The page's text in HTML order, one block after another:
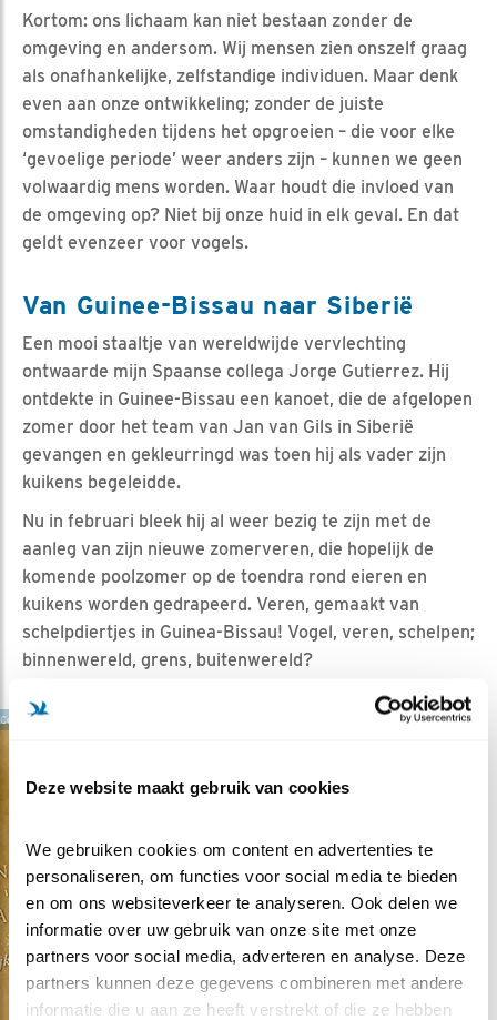
Deze website maakt gebruik van cookies
We gebruiken cookies om content en advertenties te
personaliseren, om functies voor social media te bieden
en om ons websiteverkeer te analyseren. Ook delen we
informatie over uw gebruik van onze site met onze
partners voor social media, adverteren en analyse. Deze
partners kunnen deze gegevens combineren met andere
informatie die u aan ze heeft verstrekt of die ze hebben
Kortom: ons lichaam kan niet bestaan zonder de
omgeving en andersom. Wij mensen zien onszelf graag
als onafhankelijke, zelfstandige individuen. Maar denk
even aan onze ontwikkeling; zonder de juiste
omstandigheden tijdens het opgroeien – die voor elke
‘gevoelige periode’ weer anders zijn – kunnen we geen
volwaardig mens worden. Waar houdt die invloed van
de omgeving op? Niet bij onze huid in elk geval. En dat
geldt evenzeer voor vogels.
Van Guinee-Bissau naar Siberië
Een mooi staaltje van wereldwijde vervlechting
ontwaarde mijn Spaanse collega Jorge Gutierrez. Hij
ontdekte in Guinee-Bissau een kanoet, die de afgelopen
zomer door het team van Jan van Gils in Siberië
gevangen en gekleurringd was toen hij als vader zijn
kuikens begeleidde.
Nu in februari bleek hij al weer bezig te zijn met de
aanleg van zijn nieuwe zomerveren, die hopelijk de
komende poolzomer op de toendra rond eieren en
kuikens worden gedrapeerd. Veren, gemaakt van
schelpdiertjes in Guinea-Bissau! Vogel, veren, schelpen;
binnenwereld, grens, buitenwereld?
Cover boek De ontsnapping van de natuur
Natuur is de titel van het
Thomas Oudman en
hoogleraar
trekvogelecologie
Theunis Piersma samen
schreven. Prof.
Piersma’s leerstoel aan
de Rijksuniversiteit